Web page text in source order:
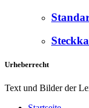
Urheberrecht
Text und Bilder der